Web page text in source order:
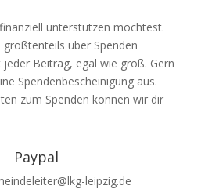
unterstützen möchtest.
größtenteils über Spenden
Beitrag, egal wie groß. Gern
Spendenbescheinigung aus.
zum Spenden können wir dir
Paypal
leipzig.de